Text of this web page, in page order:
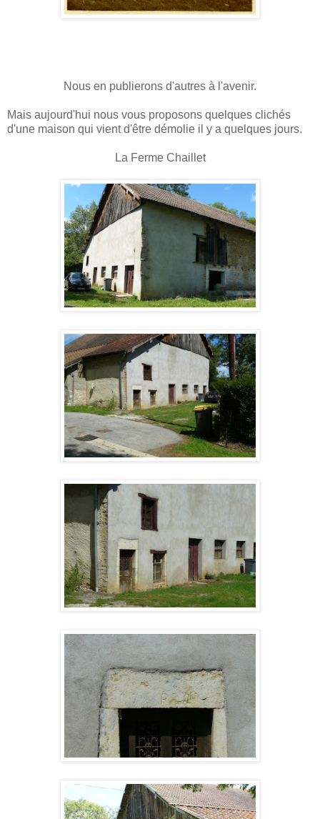
Nous en publierons d'autres à l'avenir.
Mais aujourd'hui nous vous proposons quelques clichés
d'une maison qui vient d'être démolie il y a quelques jours.
La Ferme Chaillet